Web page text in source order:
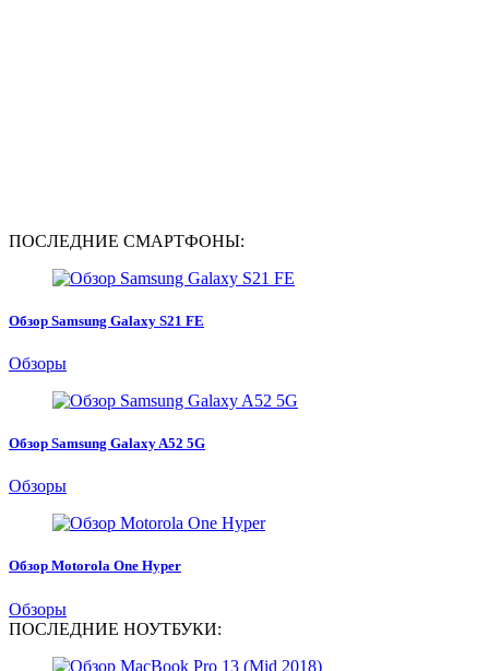
ПОСЛЕДНИЕ СМАРТФОНЫ:
Обзор Samsung Galaxy S21 FE
Обзоры
Обзор Samsung Galaxy A52 5G
Обзоры
Обзор Motorola One Hyper
Обзоры
ПОСЛЕДНИЕ НОУТБУКИ: